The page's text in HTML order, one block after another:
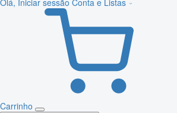
Olá, Iniciar sessão Conta e Listas
Carrinho